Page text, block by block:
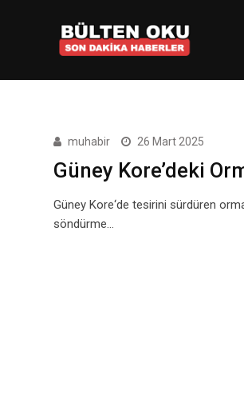
muhabir 26 Mart 2025
Güney Kore’deki
Güney Kore‘de tesirini sürdüren
söndürme…